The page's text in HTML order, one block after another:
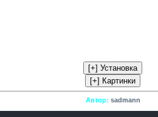
Автор: sadmann